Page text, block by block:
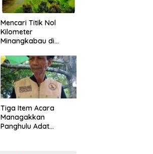
Mencari Titik Nol
Kilometer
Minangkabau di
Dimanakah Lokasi
nya?
Tiga Item Acara
Managakkan
Panghulu Adat